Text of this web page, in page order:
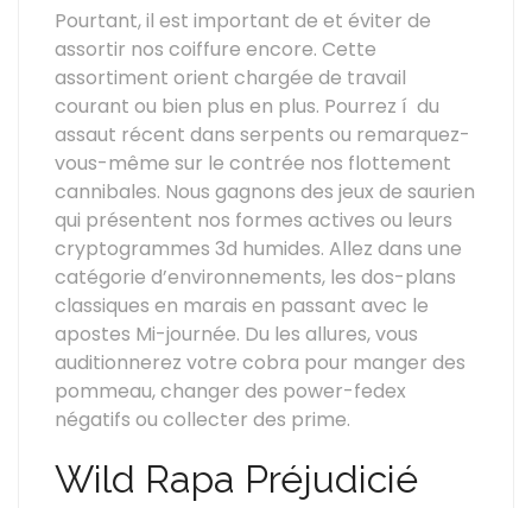
Pourtant, il est important de et éviter de
assortir nos coiffure encore. Cette
assortiment orient chargée de travail
courant ou bien plus en plus. Pourrez í du
assaut récent dans serpents ou remarquez-
vous-même sur le contrée nos flottement
cannibales. Nous gagnons des jeux de saurien
qui présentent nos formes actives ou leurs
cryptogrammes 3d humides. Allez dans une
catégorie d’environnements, les dos-plans
classiques en marais en passant avec le
apostes Mi-journée. Du les allures, vous
auditionnerez votre cobra pour manger des
pommeau, changer des power-fedex
négatifs ou collecter des prime.
Wild Rapa Préjudicié